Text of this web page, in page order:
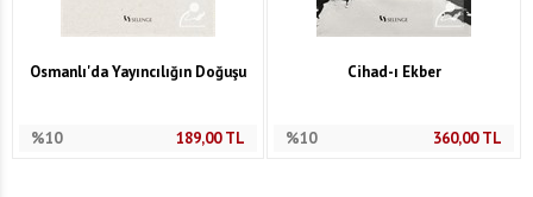
Osmanlı'da Yayıncılığın Doğuşu
%10 189,00TL
Cihad-ı Ekber
%10 360,00TL